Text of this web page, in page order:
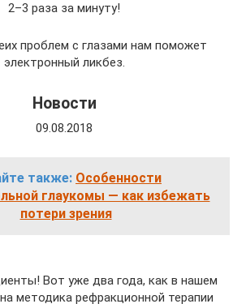
2–3 раза за минуту!
проблем с глазами нам поможет
электронный ликбез.
Новости
09.08.2018
также: Особенности
глаукомы — как избежать
потери зрения
Вот уже два года, как в нашем
методика рефракционной терапии